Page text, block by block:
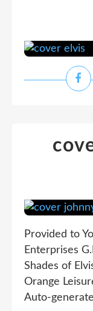
Provided to
Enterprises
Shades of
Orange
Auto-